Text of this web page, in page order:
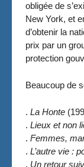
obligée de
New York, et
d’obtenir la
prix par un
protection
Beaucoup de
. La Honte
. Lieux et non
. Femmes,
. L’autre vie :
. Un retour